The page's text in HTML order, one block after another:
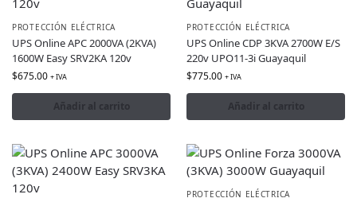
PROTECCIÓN ELÉCTRICA
UPS Online APC 2000VA (2KVA)
1600W Easy SRV2KA 120v
$675.00 + IVA
Añadir al carrito
PROTECCIÓN ELÉCTRICA
UPS Online CDP 3KVA 2700W E/S
220v UPO11-3i Guayaquil
$775.00 + IVA
Añadir al carrito
PROTECCIÓN ELÉCTRICA